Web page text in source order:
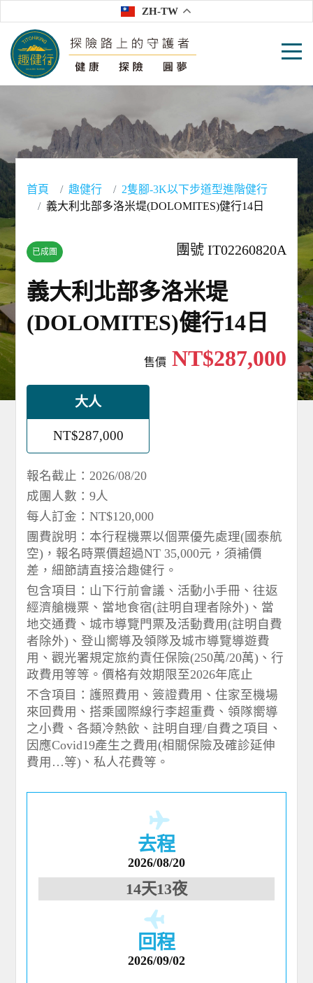
ZH-TW
首頁 趣健行
2隻腳-3K以下步道型進階健行
義大利北部多洛米堤(DOLOMITES)健行14日
已成團 團號 IT02260820A
義大利北部多洛米堤
(DOLOMITES)健行14日
售價NT$287,000
大人
NT$287,000
報名截止：2026/08/20
成團人數：9人
每人訂金：NT$120,000
團費說明：本行程機票以個票優先處理(國泰航
空)，報名時票價超過NT 35,000元，須補價
差，細節請直接洽趣健行。
包含項目：山下行前會議、活動小手冊、往返
經濟艙機票、當地食宿(註明自理者除外)、當
地交通費、城市導覽門票及活動費用(註明自費
者除外)、登山嚮導及領隊及城市導覽導遊費
用、觀光署規定旅約責任保險(250萬/20萬)、行
政費用等等。價格有效期限至2026年底止
不含項目：護照費用、簽證費用、住家至機場
來回費用、搭乘國際線行李超重費、領隊嚮導
之小費、各類冷熱飲、註明自理/自費之項目、
因應Covid19產生之費用(相關保險及確診延伸
費用…等)、私人花費等。
去程
2026/08/20
14天13夜
回程
2026/09/02